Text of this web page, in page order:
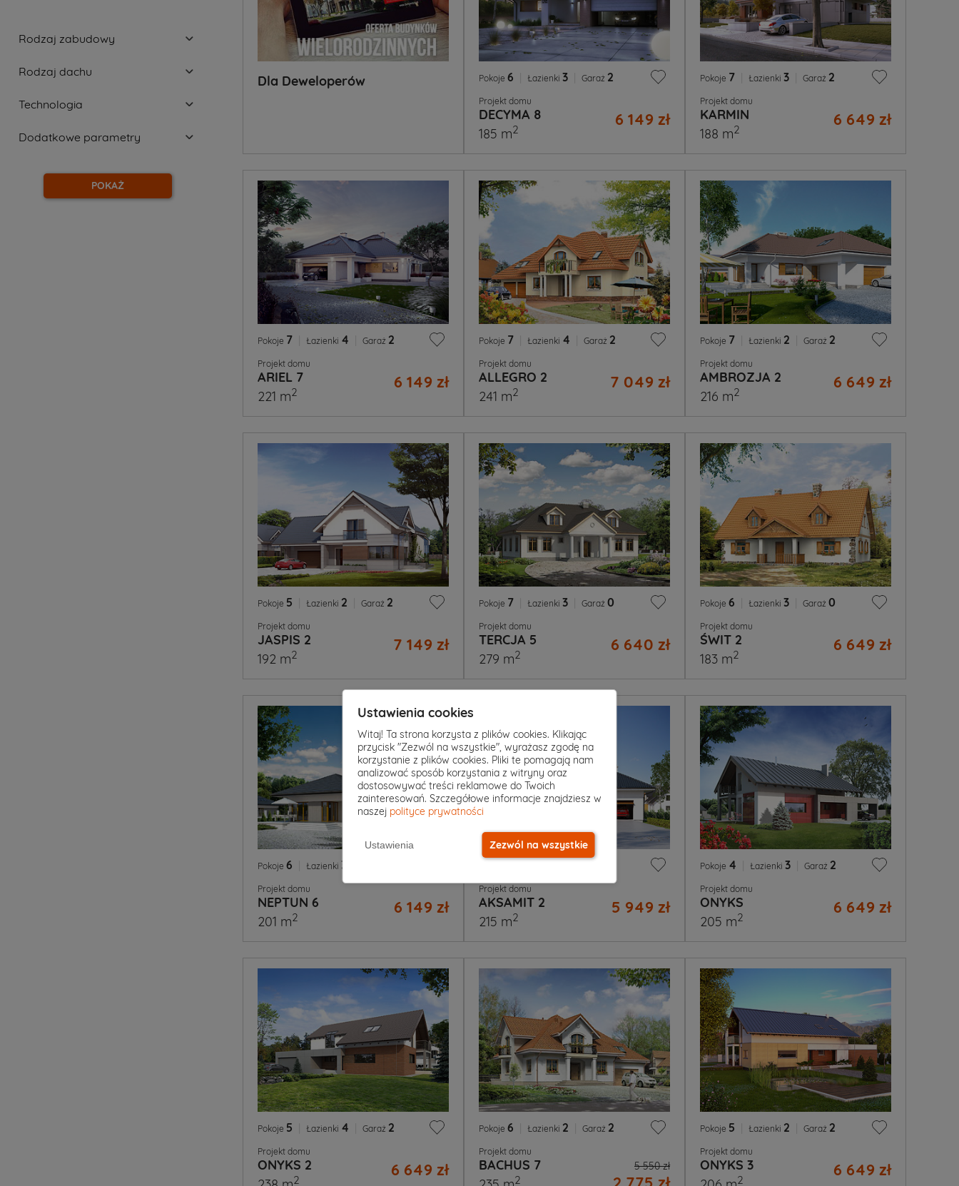
Dla Deweloperów Pokoje 6 Łazienki 3 Garaż 2
Projekt domu
DECYMA 8 6 149 zł
185 m2
Pokoje 7 Łazienki 3 Garaż 2
Projekt domu
KARMIN 6 649 zł
188 m2
Pokoje 7 Łazienki 4 Garaż 2
Projekt domu
ARIEL 7 6 149 zł
221 m2
Pokoje 7 Łazienki 4 Garaż 2
Projekt domu
ALLEGRO 2 7 049 zł
241 m2
Pokoje 7 Łazienki 2 Garaż 2
Projekt domu
AMBROZJA 2 6 649 zł
216 m2
Pokoje 5 Łazienki 2 Garaż 2
Projekt domu
JASPIS 2 7 149 zł
192 m2
Pokoje 7 Łazienki 3 Garaż 0
Projekt domu
TERCJA 5 6 640 zł
279 m2
Pokoje 6 Łazienki 3 Garaż 0
Projekt domu
ŚWIT 2 6 649 zł
183 m2
Pokoje 6 Łazienki 3
Projekt domu
NEPTUN 6 6 149 zł
201 m2
Projekt domu
AKSAMIT 2 5 949 zł
215 m2
Pokoje 4 Łazienki 3 Garaż 2
Projekt domu
ONYKS 6 649 zł
205 m2
Pokoje 5 Łazienki 4 Garaż 2
Projekt domu
ONYKS 2 6 649 zł
2
Pokoje 6 Łazienki 2 Garaż 2
Projekt domu
BACHUS 7 5 550 zł
2
Pokoje 5 Łazienki 2 Garaż 2
Projekt domu
ONYKS 3 6 649 zł
2
Rodzaj zabudowy
Rodzaj dachu
Technologia
Dodatkowe parametry
POKAŻ
Ustawienia cookies
Witaj! Ta strona korzysta z plików cookies. Klikając
przycisk "Zezwól na wszystkie", wyrażasz zgodę na
korzystanie z plików cookies. Pliki te pomagają nam
analizować sposób korzystania z witryny oraz
dostosowywać treści reklamowe do Twoich
zainteresowań. Szczegółowe informacje znajdziesz w
naszej polityce prywatności
Ustawienia Zezwól na wszystkie